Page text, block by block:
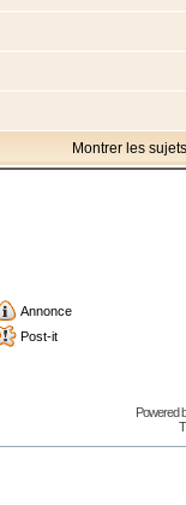
Montrer les
Annonce
Post-it
Powered